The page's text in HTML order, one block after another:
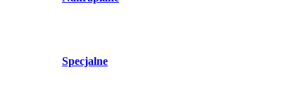
Specjalne